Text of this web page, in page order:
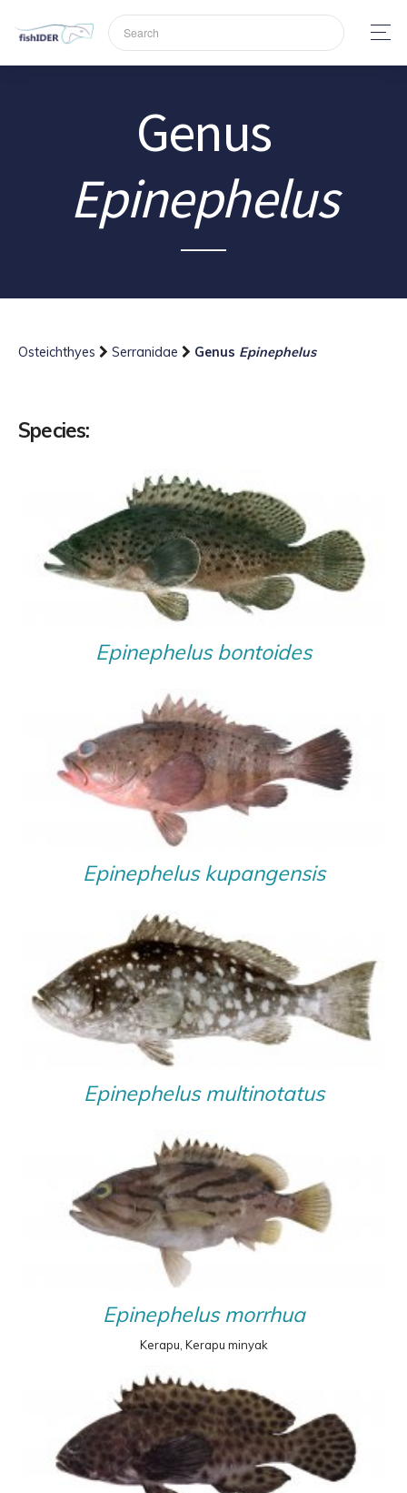
Genus
Epinephelus
Osteichthyes Serranidae Genus Epinephelus
Species:
Epinephelus bontoides
Epinephelus kupangensis
Epinephelus multinotatus
Epinephelus morrhua
Kerapu, Kerapu minyak